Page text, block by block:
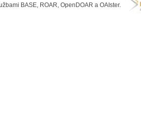
BASE, ROAR, OpenDOAR a OAIster.